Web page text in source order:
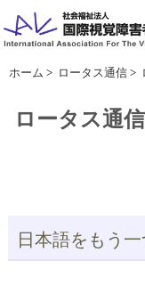
ホーム > ロータス通信 >
ロータス通
日本語をもう一